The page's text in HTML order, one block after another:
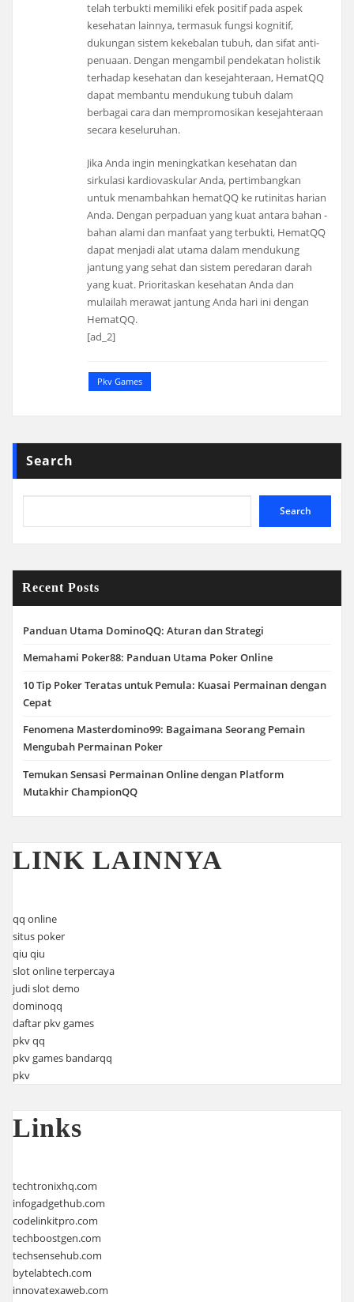
telah terbukti memiliki efek positif pada aspek
kesehatan lainnya, termasuk fungsi kognitif,
dukungan sistem kekebalan tubuh, dan sifat anti-
penuaan. Dengan mengambil pendekatan holistik
terhadap kesehatan dan kesejahteraan, HematQQ
dapat membantu mendukung tubuh dalam
berbagai cara dan mempromosikan kesejahteraan
secara keseluruhan.
Jika Anda ingin meningkatkan kesehatan dan
sirkulasi kardiovaskular Anda, pertimbangkan
untuk menambahkan hematQQ ke rutinitas harian
Anda. Dengan perpaduan yang kuat antara bahan -
bahan alami dan manfaat yang terbukti, HematQQ
dapat menjadi alat utama dalam mendukung
jantung yang sehat dan sistem peredaran darah
yang kuat. Prioritaskan kesehatan Anda dan
mulailah merawat jantung Anda hari ini dengan
HematQQ.
[ad_2]
Pkv Games
Search
Search
Recent Posts
Panduan Utama DominoQQ: Aturan dan Strategi
Memahami Poker88: Panduan Utama Poker Online
10 Tip Poker Teratas untuk Pemula: Kuasai Permainan dengan
Cepat
Fenomena Masterdomino99: Bagaimana Seorang Pemain
Mengubah Permainan Poker
Temukan Sensasi Permainan Online dengan Platform
Mutakhir ChampionQQ
LINK LAINNYA
qq online
situs poker
qiu qiu
slot online terpercaya
judi slot demo
dominoqq
daftar pkv games
pkv qq
pkv games bandarqq
pkv
Links
techtronixhq.com
infogadgethub.com
codelinkitpro.com
techboostgen.com
techsensehub.com
bytelabtech.com
innovatexaweb.com